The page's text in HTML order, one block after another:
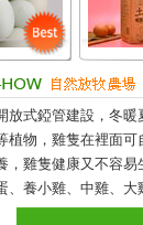
放式錏管建設，冬
植物，雞隻在裡面
，雞隻健康又不容易
、養小雞、中雞、